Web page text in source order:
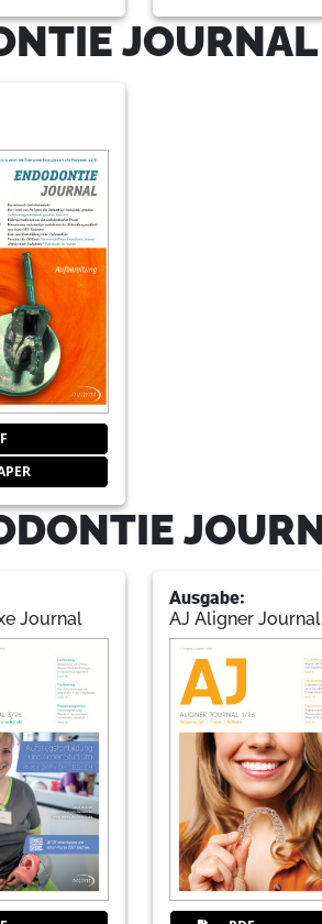
43Zut
46Dgendoautorenrl
49Buchrezension
50Impressu
JOURNAL
Journal
Ausgabe:
AJ Aligner Journal